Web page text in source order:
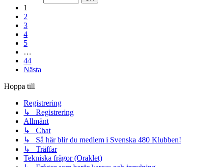
1
2
3
4
5
…
44
Nästa
Hoppa till
Registrering
↳ Registrering
Allmänt
↳ Chat
↳ Så här blir du medlem i Svenska 480 Klubben!
↳ Träffar
Tekniska frågor (Oraklet)